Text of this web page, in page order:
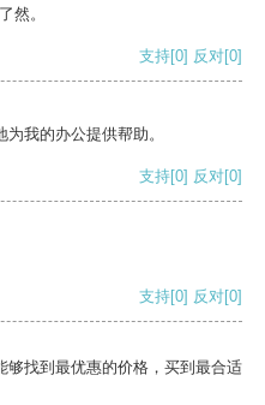
然。
支持[0] 反对[0]
我的办公提供帮助。
支持[0] 反对[0]
支持[0] 反对[0]
够找到最优惠的价格，买到最合适